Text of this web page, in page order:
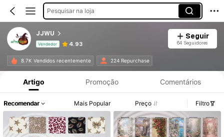
Pesquisar na loja
JJWU
Vendedor 4.93
Seguir
64 Seguidores
8.7K Vendidos recentemente 224 Repurchase
Informações do Produto: Divulgação de Preço, Vendas e Detalhes de Stock.
Artigo Promoção Comentários
Recomendar Mais Popular Preço Filtro